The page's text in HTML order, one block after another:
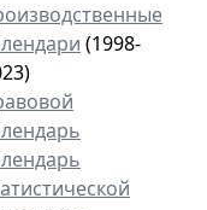
(1998-